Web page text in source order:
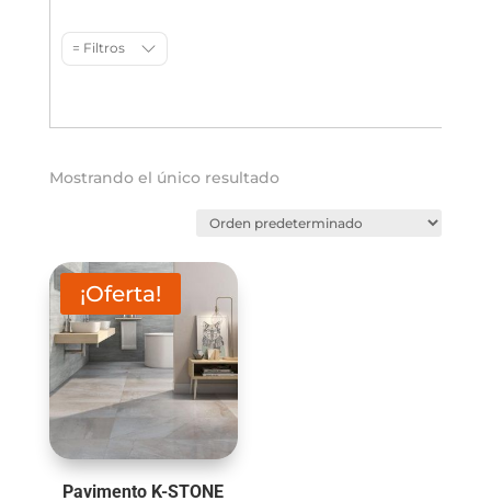
= Filtros
Mostrando el único resultado
¡Oferta!
Pavimento K-STONE